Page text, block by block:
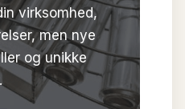
virksomhed,
men nye
og unikke